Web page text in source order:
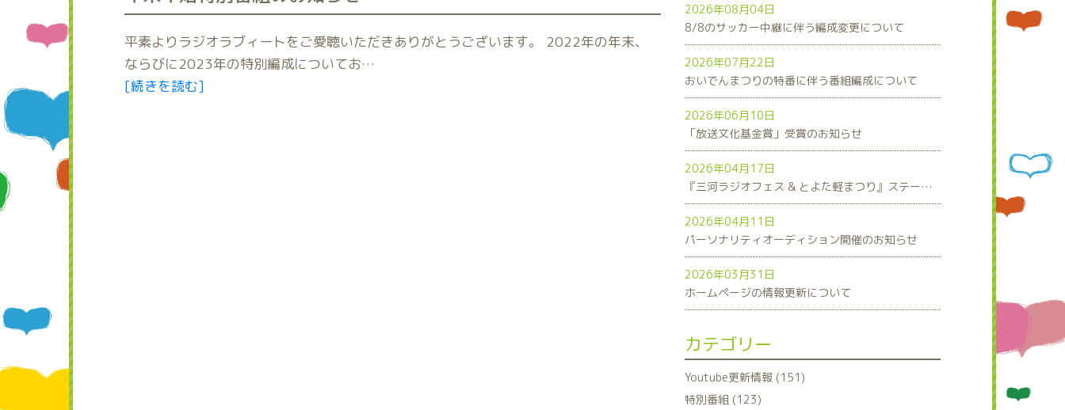
平素よりラジオラブィートをご愛聴いただきありがとうございます。 2022年の年末、
ならびに2023年の特別編成についてお…
[続きを読む]
2026年08月04日
8/8のサッカー中継に伴う編成変更について
2026年07月22日
おいでんまつりの特番に伴う番組編成について
2026年06月10日
「放送文化基金賞」受賞のお知らせ
2026年04月17日
『三河ラジオフェス & とよた軽まつり』ステージスケジュール発表！
2026年04月11日
パーソナリティオーディション開催のお知らせ
2026年03月31日
ホームページの情報更新について
カテゴリー
Youtube更新情報 (151)
特別番組 (123)